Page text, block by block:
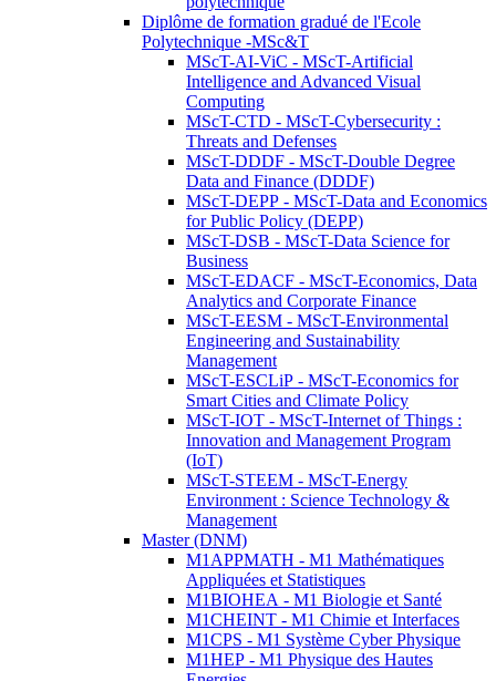
Diplôme de formation gradué de l'Ecole
Polytechnique -MSc&T
MScT-AI-ViC - MScT-Artificial
Intelligence and Advanced Visual
Computing
MScT-CTD - MScT-Cybersecurity :
Threats and Defenses
MScT-DDDF - MScT-Double Degree
Data and Finance (DDDF)
MScT-DEPP - MScT-Data and Economics
for Public Policy (DEPP)
MScT-DSB - MScT-Data Science for
Business
MScT-EDACF - MScT-Economics, Data
Analytics and Corporate Finance
MScT-EESM - MScT-Environmental
Engineering and Sustainability
Management
MScT-ESCLiP - MScT-Economics for
Smart Cities and Climate Policy
MScT-IOT - MScT-Internet of Things :
Innovation and Management Program
(IoT)
MScT-STEEM - MScT-Energy
Environment : Science Technology &
Management
Master (DNM)
M1APPMATH - M1 Mathématiques
Appliquées et Statistiques
M1BIOHEA - M1 Biologie et Santé
M1CHEINT - M1 Chimie et Interfaces
M1CPS - M1 Système Cyber Physique
M1HEP - M1 Physique des Hautes